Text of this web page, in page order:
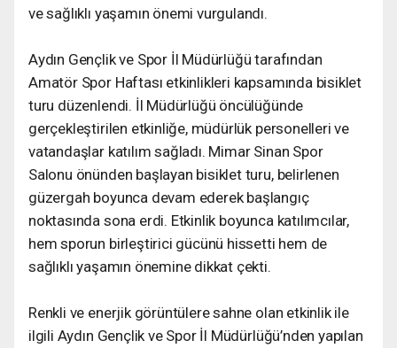
ve sağlıklı yaşamın önemi vurgulandı.
Aydın Gençlik ve Spor İl Müdürlüğü tarafından
Amatör Spor Haftası etkinlikleri kapsamında bisiklet
turu düzenlendi. İl Müdürlüğü öncülüğünde
gerçekleştirilen etkinliğe, müdürlük personelleri ve
vatandaşlar katılım sağladı. Mimar Sinan Spor
Salonu önünden başlayan bisiklet turu, belirlenen
güzergah boyunca devam ederek başlangıç
noktasında sona erdi. Etkinlik boyunca katılımcılar,
hem sporun birleştirici gücünü hissetti hem de
sağlıklı yaşamın önemine dikkat çekti.
Renkli ve enerjik görüntülere sahne olan etkinlik ile
ilgili Aydın Gençlik ve Spor İl Müdürlüğü’nden yapılan